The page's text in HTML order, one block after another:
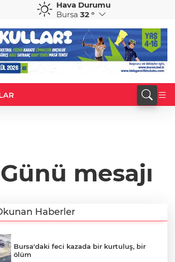
%0,12
CHF
58,5630
Hava Durumu
Bursa 32 °
mesajı
Haberler
Bursa'daki feci kazada bir kurtuluş, bir
ölüm